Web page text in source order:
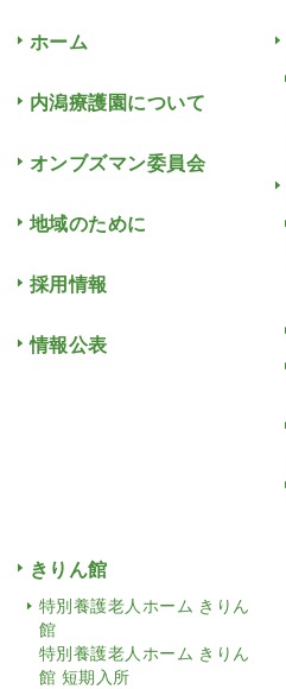
ホーム
内潟療護園について
オンブズマン委員会
地域のために
採用情報
情報公表
きりん館
特別養護老人ホーム きりん
館
特別養護老人ホーム きりん
館 短期入所